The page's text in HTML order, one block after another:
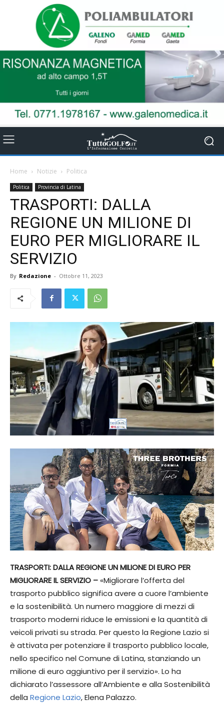
Home Notizie Politica
Politica Provincia di Latina
TRASPORTI: DALLA
REGIONE UN MILIONE DI
EURO PER MIGLIORARE IL
SERVIZIO
By Redazione - Ottobre 11, 2023
TRASPORTI: DALLA REGIONE UN MILIONE DI EURO PER
MIGLIORARE IL SERVIZIO –«Migliorare l’offerta del
trasporto pubblico significa avere a cuore l’ambiente
e la sostenibilità. Un numero maggiore di mezzi di
trasporto moderni riduce le emissioni e la quantità di
veicoli privati su strada. Per questo la Regione Lazio si
è attivata per potenziare il trasporto pubblico locale,
nello specifico nel Comune di Latina, stanziando un
milione di euro aggiuntivo per il servizio». Lo ha
dichiarato l’assessore all’Ambiente e alla Sostenibilità
della Regione Lazio, Elena Palazzo.